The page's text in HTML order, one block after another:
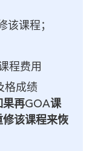
该课程；
程费用
格成绩
果再GOA课
该课程来恢